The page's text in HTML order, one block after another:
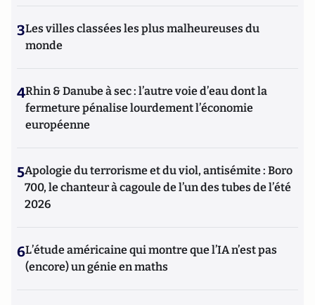
3Les villes classées les plus malheureuses du
monde
4Rhin & Danube à sec : l’autre voie d’eau dont la
fermeture pénalise lourdement l’économie
européenne
5Apologie du terrorisme et du viol, antisémite : Boro
700, le chanteur à cagoule de l’un des tubes de l’été
2026
6L’étude américaine qui montre que l’IA n’est pas
(encore) un génie en maths